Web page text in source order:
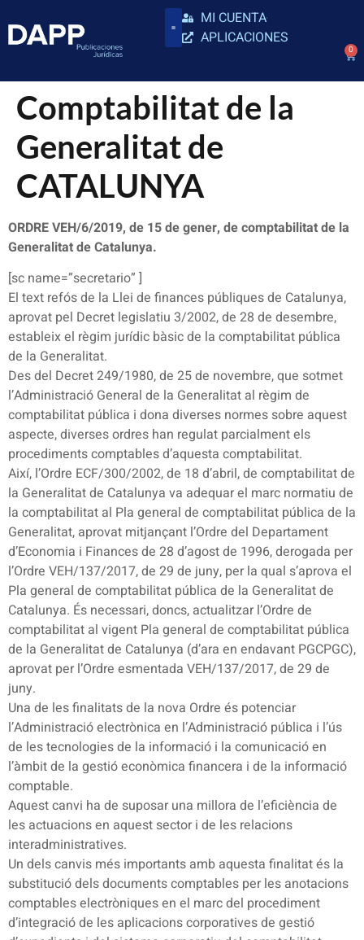
MI CUENTA
APLICACIONES
0
Comptabilitat de la
Generalitat de
CATALUNYA
ORDRE VEH/6/2019, de 15 de gener, de comptabilitat de la
Generalitat de Catalunya.
[sc name=”secretario” ]
El text refós de la Llei de finances públiques de Catalunya,
aprovat pel Decret legislatiu 3/2002, de 28 de desembre,
estableix el règim jurídic bàsic de la comptabilitat pública
de la Generalitat.
Des del Decret 249/1980, de 25 de novembre, que sotmet
l’Administració General de la Generalitat al règim de
comptabilitat pública i dona diverses normes sobre aquest
aspecte, diverses ordres han regulat parcialment els
procediments comptables d’aquesta comptabilitat.
Així, l’Ordre ECF/300/2002, de 18 d’abril, de comptabilitat de
la Generalitat de Catalunya va adequar el marc normatiu de
la comptabilitat al Pla general de comptabilitat pública de la
Generalitat, aprovat mitjançant l’Ordre del Departament
d’Economia i Finances de 28 d’agost de 1996, derogada per
l’Ordre VEH/137/2017, de 29 de juny, per la qual s’aprova el
Pla general de comptabilitat pública de la Generalitat de
Catalunya. És necessari, doncs, actualitzar l’Ordre de
comptabilitat al vigent Pla general de comptabilitat pública
de la Generalitat de Catalunya (d’ara en endavant PGCPGC),
aprovat per l’Ordre esmentada VEH/137/2017, de 29 de
juny.
Una de les finalitats de la nova Ordre és potenciar
l’Administració electrònica en l’Administració pública i l’ús
de les tecnologies de la informació i la comunicació en
l’àmbit de la gestió econòmica financera i de la informació
comptable.
Aquest canvi ha de suposar una millora de l’eficiència de
les actuacions en aquest sector i de les relacions
interadministratives.
Un dels canvis més importants amb aquesta finalitat és la
substitució dels documents comptables per les anotacions
comptables electròniques en el marc del procediment
d’integració de les aplicacions corporatives de gestió